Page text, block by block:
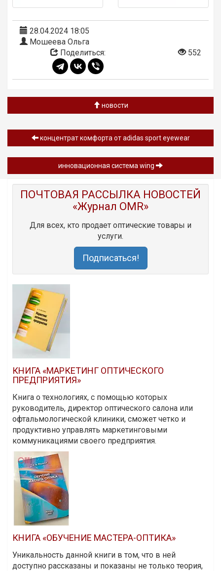
28.04.2024 18:05
Мошеева Ольга
Поделиться:
552
новости
концентрат комфорта от adidas sport eyewear
инновационная система wing
ПОЧТОВАЯ РАССЫЛКА НОВОСТЕЙ
«Журнал OMR»
Для всех, кто продает оптические товары и
услуги.
Подписаться!
КНИГА «МАРКЕТИНГ ОПТИЧЕСКОГО
ПРЕДПРИЯТИЯ»
Книга о технологиях, с помощью которых
руководитель, директор оптического салона или
офтальмологической клиники, сможет четко и
продуктивно управлять маркетинговыми
коммуникациями своего предприятия.
КНИГА «ОБУЧЕНИЕ МАСТЕРА-ОПТИКА»
Уникальность данной книги в том, что в ней
доступно рассказаны и показаны не только теория,